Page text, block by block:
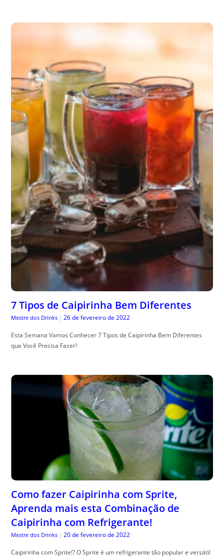
7 Tipos de Caipirinha Bem Diferentes
Mestre dos Drinks | 26 de fevereiro de 2022
Esta Semana Vamos Conhecer 7 Tipos de Caipirinha Bem Diferentes
que Você Precisa Fazer!
Como fazer Caipirinha com Sprite,
Aprenda mais esta Combinação de
Caipirinha com Refrigerante!
Mestre dos Drinks | 20 de fevereiro de 2022
Caipirinha com Sprite!? O Sprite é um refrigerante tão popular e versátil